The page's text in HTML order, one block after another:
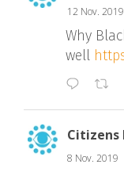
12 Nov. 2019
Why
well
Citizens
8 Nov. 2019